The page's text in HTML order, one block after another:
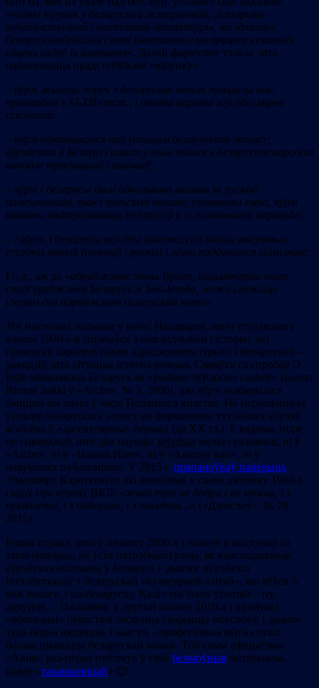
«пэўны кірунак у беларускай гістарычнай, гісторыка-
публіцыстычнай і мастацкай літаратуры, які ідэалізуе
беларуска-яўрэйскія сувязі (кантакты) на працягу некалькіх
соцень гадоў іх існавання». Далей фармулюе тэзісы, што
пашыраюцца прадстаўнікамі «кірунку»:
– яўрэі жывуць поруч з беларусамі вельмі працяглы час,
прыкладна з ХІ-ХІІ стст., і абодва народы заўсёды мірна
суіснавалі.
– яўрэі сфармаваліся пад уплывам беларускага этнасу;
яўрэйства ў Беларусі шмат у чым злілася з беларускім народам
паводле традыцыяў і звычаяў;
– яўрэі і беларусы былі аднолькава гнаныя як рускімі
памешчыкамі, так і польскімі панамі; улічваючы гэта, яўрэі
павінны падтрымліваць беларусаў у іх палітычнай барацьбе;
– і яўрэі, і беларусы заўсёды залежалі ад больш магутных
суседніх нацый (палякаў і рускіх) і лёгка паддаваліся асіміляцыі;
І г. д., аж да «адраджэнне мовы іўрыт, ініцыятарам якога
стаў ураджэнец Беларусі Э. Бен-Іегуда, можа служыць
узорам для адраджэння беларускай мовы».
Усё настолькі пальцам у неба! Наадварот, яшчэ студэнтам у
канцы 1990-х я спрачаўся з выкладчыкам гісторыі, які
праводзіў паралелі паміж адраджэннем іўрыта і беларускай –
даводзіў, што сітуацыі істотна розныя. Смяяўся са спробаў Э.
Іофе абмаляваць Беларусь як «радзіму яўрэйскіх сланоў» (выраз
Віталя Зайкі ў «Аrche», № 3, 2000), дзе яўрэі атабарыліся
быццам бы ажно ў часы Полацкага княства. Не пераацэньваў
уплыву беларускага этнасу на фармаванне тутэйшых яўрэяў,
асабліва ў «дасекулярны» перыяд (да ХХ ст.). І, вядома, нідзе
не сцвярджаў, што два народы заўсёды мірна суіснавалі; ні ў
«Аrche», ні ў «Нашай Ніве», ні ў «Анахну кан», ні ў
навуковых публікацыях. У 2015 г. прапаноўваў паверыць
Уладзіміру Караткевічу, які занатаваў у сваім дзённіку 1960-х
гадоў пра яўрэяў ВКЛ: «жылі тут не добра і не кепска, і з
прывілеямі, і з паборамі, і з гвалтам…» («Дзеяслоў», № 78,
2015).
Іншая справа, што ў пачатку 2000-х і пазней я выступаў за
такія (мабыць, не ўсім патрэбныя) рэчы, як кансалідаваная
яўрэйская абшчына ў Беларусі + дыялог яўрэйскіх
інтэлектуалаў з беларускай «культурнай элітай», які вёўся б,
між іншага, і па-беларуску. Калі гэта было ўтопіяй – ну,
даруйце… Па-мойму, у другой палове 2010-x і кіраўнікі
«абшчыны» перасталі бясконца сварыцца міжсобку, і дыялог
худа-бедна вядзецца, і наагул, «прафесійныя яўрэі» сталі
больш цікавіцца беларускай мовай. Той самы афіцыёзны
«Авив» раз-пораз публікуе ў сябе белмоўныя матэрыялы,
нават «тарашкевіцай» 😉